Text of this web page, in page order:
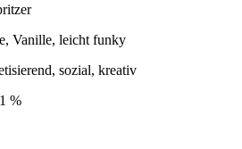
Vanille, leicht funky
sozial, kreativ
%